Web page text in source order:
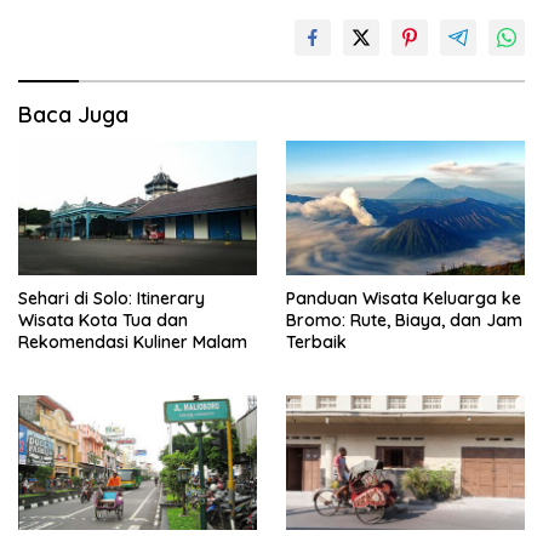
Baca Juga
Sehari di Solo: Itinerary
Wisata Kota Tua dan
Rekomendasi Kuliner Malam
Panduan Wisata Keluarga ke
Bromo: Rute, Biaya, dan Jam
Terbaik